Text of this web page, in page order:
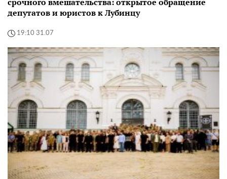
депутатов и юристов к Лубинцу
19:10 31.07